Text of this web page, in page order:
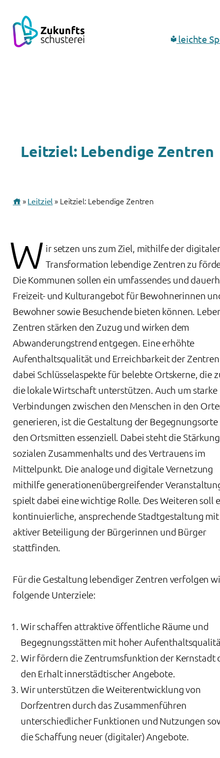
leichte
Leitziel: Lebendige Zentren
» Leitziel » Leitziel: Lebendige Zentren
W ir setzen uns zum Ziel, mithilfe der
Transformation lebendige Zentren zu
Die Kommunen sollen ein umfassendes und
Freizeit- und Kulturangebot für Bewohnerinnen
Bewohner sowie Besuchende bieten können.
Zentren stärken den Zuzug und wirken dem
Abwanderungstrend entgegen. Eine erhöhte
Aufenthaltsqualität und Erreichbarkeit der
dabei Schlüsselaspekte für belebte Ortskerne, die
die lokale Wirtschaft unterstützen. Auch um starke
Verbindungen zwischen den Menschen in den
generieren, ist die Gestaltung der Begegnungsorte
den Ortsmitten essenziell. Dabei steht die
sozialen Zusammenhalts und des Vertrauens im
Mittelpunkt. Die analoge und digitale Vernetzung
mithilfe generationenübergreifender
spielt dabei eine wichtige Rolle. Des Weiteren soll
kontinuierliche, ansprechende Stadtgestaltung mit
aktiver Beteiligung der Bürgerinnen und Bürger
stattfinden.
Für die Gestaltung lebendiger Zentren verfolgen
folgende Unterziele:
Wir schaffen attraktive öffentliche Räume und
Begegnungsstätten mit hoher
Wir fördern die Zentrumsfunktion der Kernstadt
den Erhalt innerstädtischer Angebote.
Wir unterstützen die Weiterentwicklung von
Dorfzentren durch das Zusammenführen
unterschiedlicher Funktionen und Nutzungen
die Schaffung neuer (digitaler) Angebote.